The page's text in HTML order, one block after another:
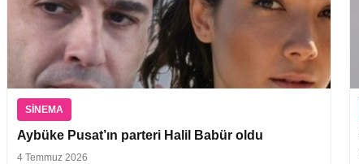
SINEMA
Aybüke Pusat’ın parteri Halil Babür oldu
4 Temmuz 2026